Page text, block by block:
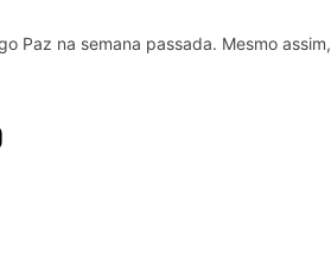
Paz na semana passada. Mesmo